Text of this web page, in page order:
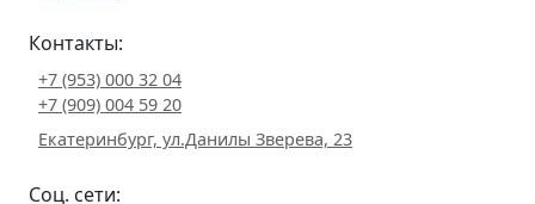
Контакты:
+7 (953) 000 32 04
+7 (909) 004 59 20
Екатеринбург, ул.Данилы Зверева, 23
Соц. сети: